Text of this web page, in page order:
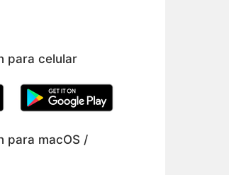
para celular
para macOS /